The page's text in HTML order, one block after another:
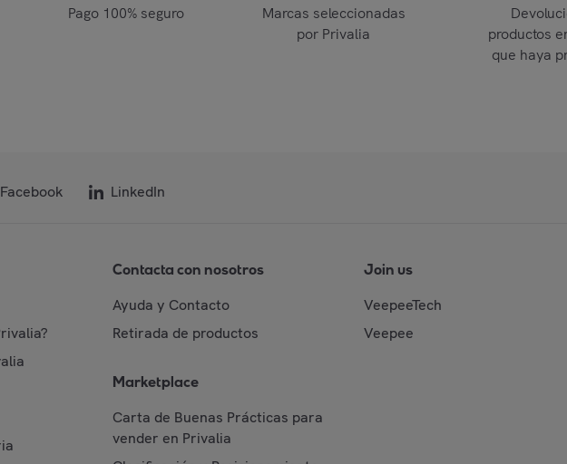
Pago 100% seguro
Marcas seleccionadas
por Privalia
productos
que haya
Facebook LinkedIn
Contacta con nosotros
Ayuda y Contacto
Retirada de productos
Marketplace
Carta de Buenas Prácticas para
vender en Privalia
Join us
VeepeeTech
Veepee